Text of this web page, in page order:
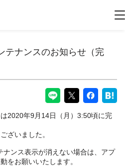
テナンスのお知らせ（完
2020年9月14日（月）3:50頃に完
ざいました。
ナンス表示が消えない場合は、アプ
をお願いいたします。